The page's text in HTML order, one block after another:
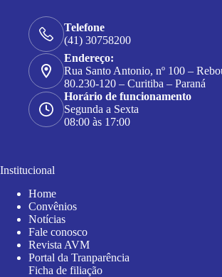
Telefone
(41) 30758200
Endereço:
Rua Santo Antonio, nº 100 –
80.230-120 – Curitiba – Paraná
Horário de funcionamento
Segunda a Sexta
08:00 às 17:00
Institucional
Home
Convênios
Notícias
Fale conosco
Revista AVM
Portal da Tranparência
Ficha de filiação